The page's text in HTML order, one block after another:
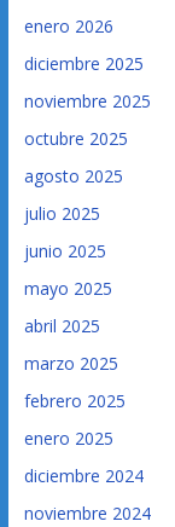
enero 2026
diciembre 2025
noviembre 2025
octubre 2025
agosto 2025
julio 2025
junio 2025
mayo 2025
abril 2025
marzo 2025
febrero 2025
enero 2025
diciembre 2024
noviembre 2024